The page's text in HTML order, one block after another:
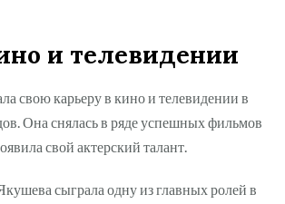
и телевидении
свою карьеру в кино и телевидении в
Она снялась в ряде успешных фильмов
свой актерский талант.
сыграла одну из главных ролей в